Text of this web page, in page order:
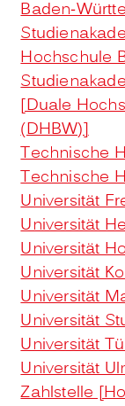
Baden-
Hochschule
[Duale
(DHBW)]
Technische
Technische
Universität
Universität
Universität
Universität
Universität
Universität
Universität
Universität
Zahlstelle